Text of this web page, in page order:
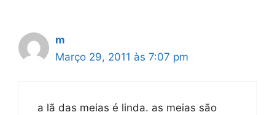
m
Março 29, 2011 às 7:07 pm
a lã das meias é linda. as meias são